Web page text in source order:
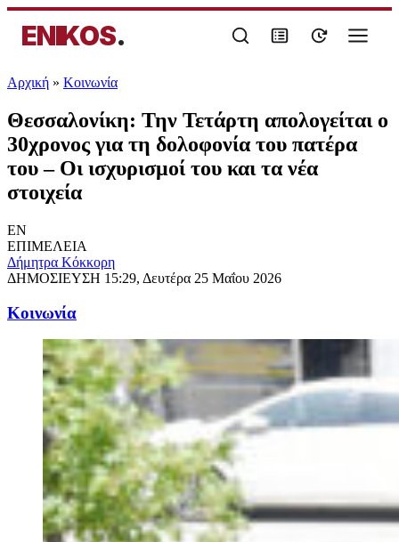
ENIKOS.
Αρχική » Κοινωνία
Θεσσαλονίκη: Την Τετάρτη απολογείται ο
30χρονος για τη δολοφονία του πατέρα
του – Οι ισχυρισμοί του και τα νέα
στοιχεία
EN
ΕΠΙΜΕΛΕΙΑ
Δήμητρα Κόκκορη
ΔΗΜΟΣΙΕΥΣΗ 15:29, Δευτέρα 25 Μαΐου 2026
Κοινωνία